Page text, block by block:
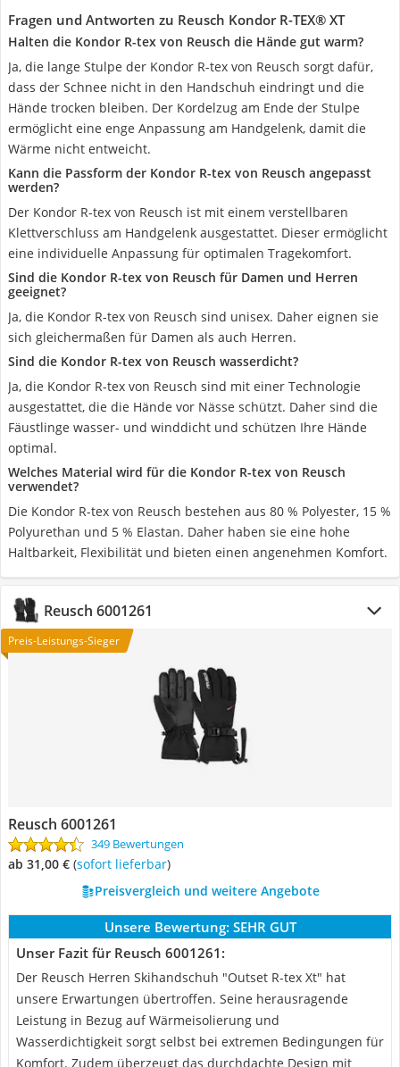
Fragen und Antworten zu Reusch Kondor R-TEX® XT
Halten die Kondor R-tex von Reusch die Hände gut warm?
Ja, die lange Stulpe der Kondor R-tex von Reusch sorgt dafür,
dass der Schnee nicht in den Handschuh eindringt und die
Hände trocken bleiben. Der Kordelzug am Ende der Stulpe
ermöglicht eine enge Anpassung am Handgelenk, damit die
Wärme nicht entweicht.
Kann die Passform der Kondor R-tex von Reusch angepasst
werden?
Der Kondor R-tex von Reusch ist mit einem verstellbaren
Klettverschluss am Handgelenk ausgestattet. Dieser ermöglicht
eine individuelle Anpassung für optimalen Tragekomfort.
Sind die Kondor R-tex von Reusch für Damen und Herren
geeignet?
Ja, die Kondor R-tex von Reusch sind unisex. Daher eignen sie
sich gleichermaßen für Damen als auch Herren.
Sind die Kondor R-tex von Reusch wasserdicht?
Ja, die Kondor R-tex von Reusch sind mit einer Technologie
ausgestattet, die die Hände vor Nässe schützt. Daher sind die
Fäustlinge wasser- und winddicht und schützen Ihre Hände
optimal.
Welches Material wird für die Kondor R-tex von Reusch
verwendet?
Die Kondor R-tex von Reusch bestehen aus 80 % Polyester, 15 %
Polyurethan und 5 % Elastan. Daher haben sie eine hohe
Haltbarkeit, Flexibilität und bieten einen angenehmen Komfort.
Reusch 6001261
Preis-Leistungs-Sieger
Reusch 6001261
349 Bewertungen
ab 31,00 € ( Sofort lieferbar)
Preisvergleich und weitere Angebote
Unsere Bewertung: SEHR GUT
Unser Fazit für Reusch 6001261:
Der Reusch Herren Skihandschuh "Outset R-tex Xt" hat
unsere Erwartungen übertroffen. Seine herausragende
Leistung in Bezug auf Wärmeisolierung und
Wasserdichtigkeit sorgt selbst bei extremen Bedingungen für
Komfort. Zudem überzeugt das durchdachte Design mit